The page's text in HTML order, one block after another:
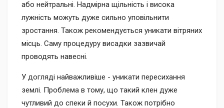
або нейтральні. Надмірна щільність і висока
лужність можуть дуже сильно уповільнити
зростання. Також рекомендується уникати вітряних
місць. Саму процедуру висадки зазвичай
проводять навесні.
У догляді найважливіше - уникати пересихання
землі. Проблема в тому, що такий клен дуже
чутливий до спеки й посухи. Також потрібно